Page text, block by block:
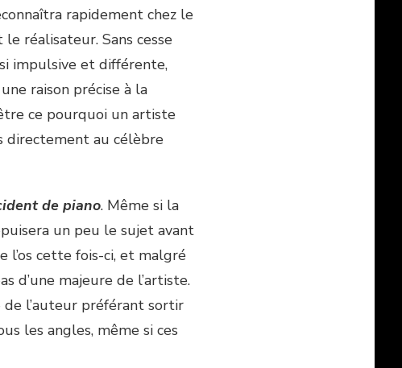
rapidement chez le
réalisateur. Sans cesse
impulsive et différente,
raison précise à la
ce pourquoi un artiste
directement au célèbre
de piano. Même si la
un peu le sujet avant
l’os cette fois-ci, et malgré
d’une majeure de l’artiste.
l’auteur préférant sortir
les angles, même si ces